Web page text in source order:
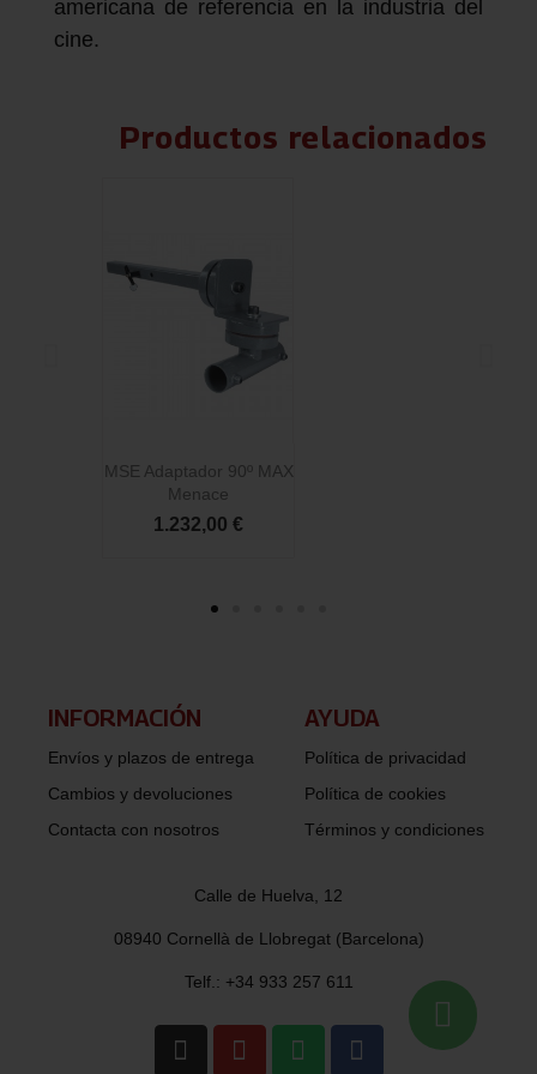
americana de referencia en la industria del
cine.
Productos relacionados
MSE Adaptador 90º MAX
Menace
1.232,00 €
INFORMACIÓN​
Envíos y plazos de entrega
Cambios y devoluciones
Contacta con nosotros
AYUDA
Política de privacidad
Política de cookies
Términos y condiciones
Calle de Huelva, 12
08940 Cornellà de Llobregat (Barcelona)
Telf.: +34 933 257 611